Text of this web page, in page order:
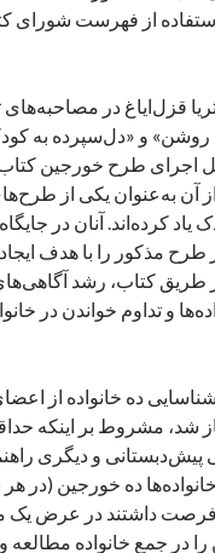
استفاده از فهرست شورای
قزل‌ایاغ در مصاحبه‌های
روشن» و «دل‌سپرده به
اجرای طرح خورجین کتاب
آن به‌عنوان یکی از
کرده‌اند. آنان در
مذکور را با هدف ایجاد
طریق کتاب، رشد
و تداوم خواندن در
ده خانواده از
شد، مشروط بر اینکه
پیش‌دبستانی و دیگری
ده خورجین (در
فرصت داشتند در عرض یک
در جمع خانواده